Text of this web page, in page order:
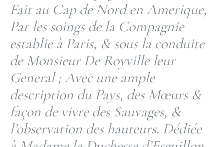
Fait au Cap de Nord en Amerique,
Par les soings de la Compagnie
establie à Paris, & sous la conduite
de Monsieur De Royville leur
General ; Avec une ample
description du Pays, des Mœurs &
façon de vivre des Sauvages, &
l’observation des hauteurs. Dédiée